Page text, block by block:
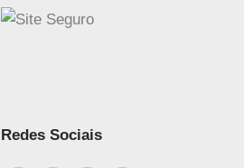
Redes Sociais